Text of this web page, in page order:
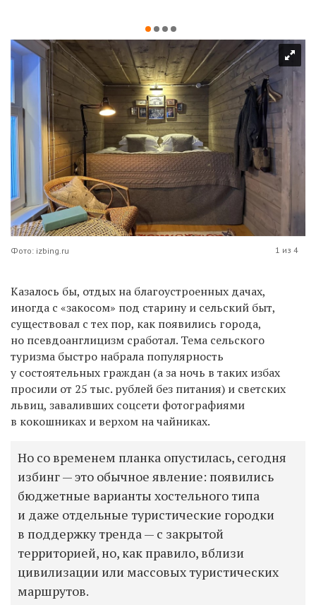
Фото: izbing.ru 1 из 4
Казалось бы, отдых на благоустроенных дачах,
иногда с «закосом» под старину и сельский быт,
существовал с тех пор, как появились города,
но псевдоанглицизм сработал. Тема сельского
туризма быстро набрала популярность
у состоятельных граждан (а за ночь в таких избах
просили от 25 тыс. рублей без питания) и светских
львиц, заваливших соцсети фотографиями
в кокошниках и верхом на чайниках.
Но со временем планка опустилась, сегодня
избинг — это обычное явление: появились
бюджетные варианты хостельного типа
и даже отдельные туристические городки
в поддержку тренда — с закрытой
территорией, но, как правило, вблизи
цивилизации или массовых туристических
маршрутов.